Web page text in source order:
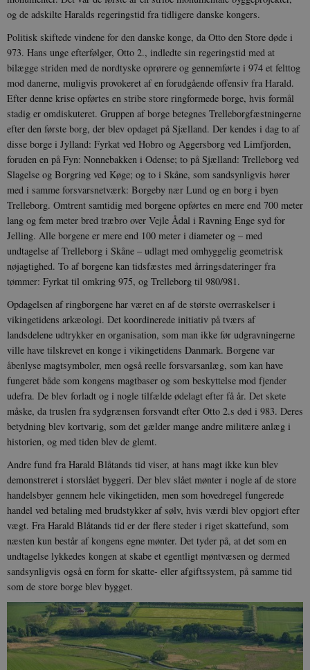
og de adskilte Haralds regeringstid fra tidligere danske kongers.
Politisk skiftede vindene for den danske konge, da Otto den Store døde i
973. Hans unge efterfølger, Otto 2., indledte sin regeringstid med at
bilægge striden med de nordtyske oprørere og gennemførte i 974 et felttog
mod danerne, muligvis provokeret af en forudgående offensiv fra Harald.
Efter denne krise opførtes en stribe store ringformede borge, hvis formål
stadig er omdiskuteret. Gruppen af borge betegnes Trelleborgfæstningerne
efter den første borg, der blev opdaget på Sjælland. Der kendes i dag to af
disse borge i Jylland: Fyrkat ved Hobro og Aggersborg ved Limfjorden,
foruden en på Fyn: Nonnebakken i Odense; to på Sjælland: Trelleborg ved
Slagelse og Borgring ved Køge; og to i Skåne, som sandsynligvis hører
med i samme forsvarsnetværk: Borgeby nær Lund og en borg i byen
Trelleborg. Omtrent samtidig med borgene opførtes en mere end 700 meter
lang og fem meter bred træbro over Vejle Ådal i Ravning Enge syd for
Jelling. Alle borgene er mere end 100 meter i diameter og – med
undtagelse af Trelleborg i Skåne – udlagt med omhyggelig geometrisk
nøjagtighed. To af borgene kan tidsfæstes med årringsdateringer fra
tømmer: Fyrkat til omkring 975, og Trelleborg til 980/981.
Opdagelsen af ringborgene har været en af de største overraskelser i
vikingetidens arkæologi. Det koordinerede initiativ på tværs af
landsdelene udtrykker en organisation, som man ikke før udgravningerne
ville have tilskrevet en konge i vikingetidens Danmark. Borgene var
åbenlyse magtsymboler, men også reelle forsvarsanlæg, som kan have
fungeret både som kongens magtbaser og som beskyttelse mod fjender
udefra. De blev forladt og i nogle tilfælde ødelagt efter få år. Det skete
måske, da truslen fra sydgrænsen forsvandt efter Otto 2.s død i 983. Deres
betydning blev kortvarig, som det gælder mange andre militære anlæg i
historien, og med tiden blev de glemt.
Andre fund fra Harald Blåtands tid viser, at hans magt ikke kun blev
demonstreret i storslået byggeri. Der blev slået mønter i nogle af de store
handelsbyer gennem hele vikingetiden, men som hovedregel fungerede
handel ved betaling med brudstykker af sølv, hvis værdi blev opgjort efter
vægt. Fra Harald Blåtands tid er der flere steder i riget skattefund, som
næsten kun består af kongens egne mønter. Det tyder på, at det som en
undtagelse lykkedes kongen at skabe et egentligt møntvæsen og dermed
sandsynligvis også en form for skatte- eller afgiftssystem, på samme tid
som de store borge blev bygget.